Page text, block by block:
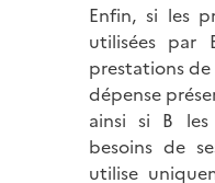
Enfin, si les
utilisées
prestations de
dépense
ainsi si B
besoins de
utilise